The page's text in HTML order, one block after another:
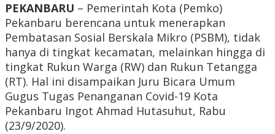
PEKANBARU – Pemerintah Kota (Pemko)
Pekanbaru berencana untuk menerapkan
Pembatasan Sosial Berskala Mikro (PSBM), tidak
hanya di tingkat kecamatan, melainkan hingga di
tingkat Rukun Warga (RW) dan Rukun Tetangga
(RT). Hal ini disampaikan Juru Bicara Umum
Gugus Tugas Penanganan Covid-19 Kota
Pekanbaru Ingot Ahmad Hutasuhut, Rabu
(23/9/2020).